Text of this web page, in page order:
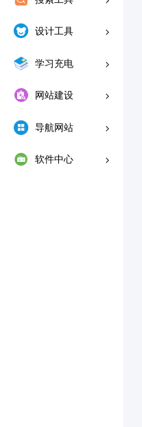
设计工具
学习充电
网站建设
导航网站
软件中心